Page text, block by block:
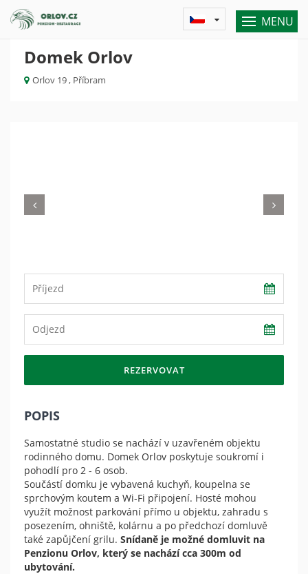
MENU
Domek Orlov
Orlov 19 , Příbram
REZERVOVAT
POPIS
Samostatné studio se nachází v uzavřeném objektu
rodinného domu. Domek Orlov poskytuje soukromí i
pohodlí pro 2 - 6 osob.
Součástí domku je vybavená kuchyň, koupelna se
sprchovým koutem a Wi-Fi připojení. Hosté mohou
využít možnost parkování přímo u objektu, zahradu s
posezením, ohniště, kolárnu a po předchozí domluvě
také zapůjčení grilu. Snídaně je možné domluvit na
Penzionu Orlov, který se nachází cca 300m od
ubytování.